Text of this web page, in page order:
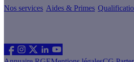
Nos services Aides & Primes